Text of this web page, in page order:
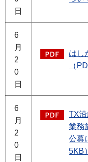
日
6
月
2
0
日
はし
（
6
月
2
0
日
TX沿
業務
公募
5KB）